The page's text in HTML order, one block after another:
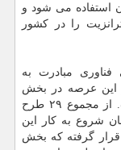
استفاده می شود و
را در کشور
مبادرت به
این عرصه در بخش
های اصلی دریایی، زمینی و هوایی کرده است. از مجموع ۲۹ طرح
شروع به کار این
حمایت قرار گرفته که بخش